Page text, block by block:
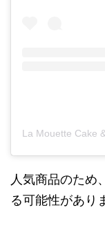
人気商品のため
る可能性があり